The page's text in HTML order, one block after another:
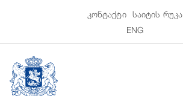
კონტაქტი
საიტის რუკა
ENG